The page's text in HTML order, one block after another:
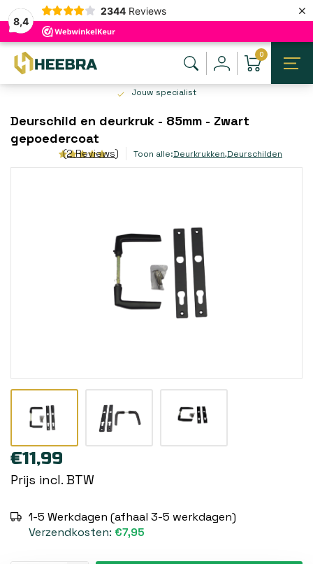
8,4
2344 Reviews ×
0
Jouw specialist
Deurschild en deurkruk - 85mm - Zwart
gepoedercoat
(2 Reviews) Toon alle:Deurkrukken,Deurschilden
€11,99
Prijs incl. BTW
1-5 Werkdagen (afhaal 3-5 werkdagen)
Verzendkosten: €7,95